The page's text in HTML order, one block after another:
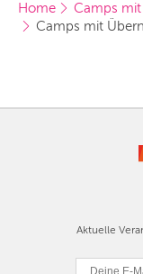
Home
Camps
Camps mit
Aktuelle